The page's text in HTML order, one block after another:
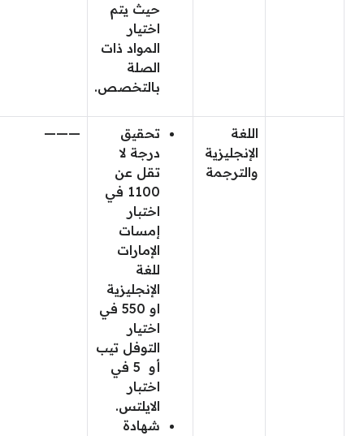
حيث يتم
اختيار
المواد ذات
الصلة
بالتخصص.
اللغة
الإنجليزية
والترجمة
تحقيق
درجة لا
تقل عن
1100 في
اختبار
إمسات
الإمارات
للغة
الإنجليزية
او 550 في
اختيار
التوفل تيب
أو 5 في
اختبار
الايلتس.
شهادة
———